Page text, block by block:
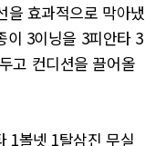
을 효과적으로 막아냈
3이닝을 3피안타 3
고 컨디션을 끌어올
1볼넷 1탈삼진 무실